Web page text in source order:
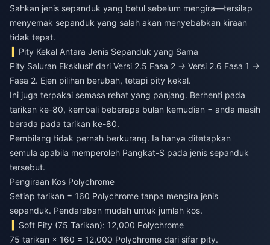
Sahkan jenis sepanduk yang betul sebelum mengira—tersilap
menyemak sepanduk yang salah akan menyebabkan kiraan
tidak tepat.
Pity Kekal Antara Jenis Sepanduk yang Sama
Pity Saluran Eksklusif dari Versi 2.5 Fasa 2 → Versi 2.6 Fasa 1 →
Fasa 2. Ejen pilihan berubah, tetapi pity kekal.
Ini juga terpakai semasa rehat yang panjang. Berhenti pada
tarikan ke-80, kembali beberapa bulan kemudian = anda masih
berada pada tarikan ke-80.
Pembilang tidak pernah berkurang. Ia hanya ditetapkan
semula apabila memperoleh Pangkat-S pada jenis sepanduk
tersebut.
Pengiraan Kos Polychrome
Setiap tarikan = 160 Polychrome tanpa mengira jenis
sepanduk. Pendaraban mudah untuk jumlah kos.
Soft Pity (75 Tarikan): 12,000 Polychrome
75 tarikan × 160 = 12,000 Polychrome dari sifar pity.